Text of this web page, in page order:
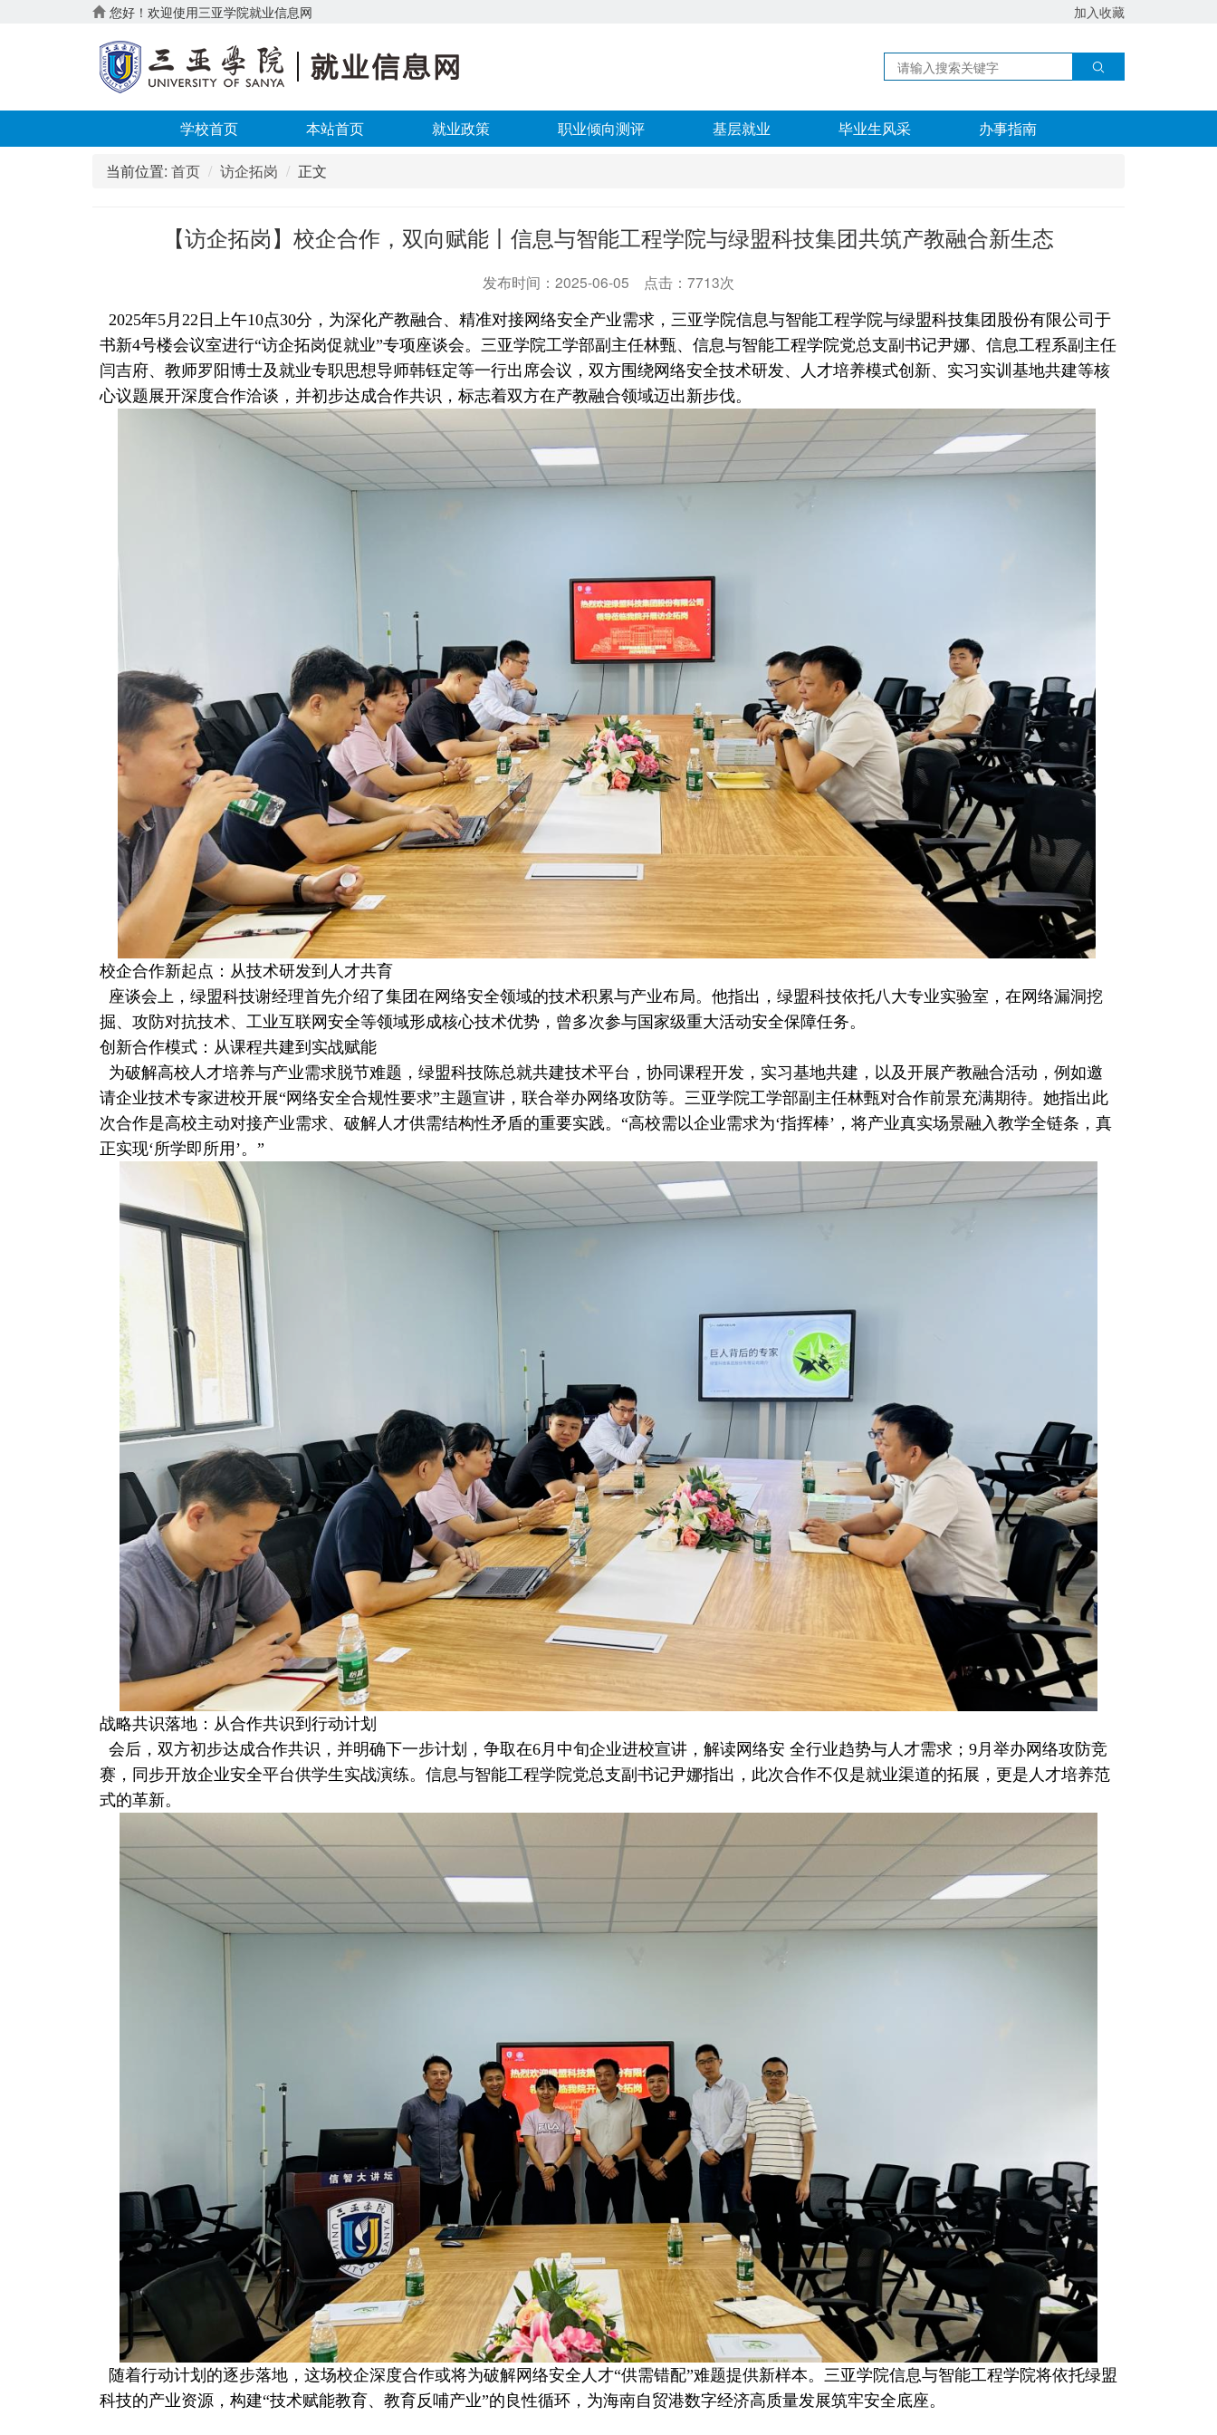
您好！欢迎使用三亚学院就业信息网 加入收藏
学校首页 本站首页 就业政策 职业倾向测评 基层就业 毕业生风采 办事指南
当前位置: 首页 访企拓岗 正文
【访企拓岗】校企合作，双向赋能丨信息与智能工程学院与绿盟科技集团共筑产教融合新生态
发布时间：2025-06-05 点击：7713次
2025年5月22日上午10点30分，为深化产教融合、精准对接网络安全产业需求，三亚学院信息与智能工程学院与绿盟科技集团股份有限公司于
书新4号楼会议室进行“访企拓岗促就业”专项座谈会。三亚学院工学部副主任林甄、信息与智能工程学院党总支副书记尹娜、信息工程系副主任
闫吉府、教师罗阳博士及就业专职思想导师韩钰定等一行出席会议，双方围绕网络安全技术研发、人才培养模式创新、实习实训基地共建等核
心议题展开深度合作洽谈，并初步达成合作共识，标志着双方在产教融合领域迈出新步伐。
校企合作新起点：从技术研发到人才共育
座谈会上，绿盟科技谢经理首先介绍了集团在网络安全领域的技术积累与产业布局。他指出，绿盟科技依托八大专业实验室，在网络漏洞挖
掘、攻防对抗技术、工业互联网安全等领域形成核心技术优势，曾多次参与国家级重大活动安全保障任务。
创新合作模式：从课程共建到实战赋能
为破解高校人才培养与产业需求脱节难题，绿盟科技陈总就共建技术平台，协同课程开发，实习基地共建，以及开展产教融合活动，例如邀
请企业技术专家进校开展“网络安全合规性要求”主题宣讲，联合举办网络攻防等。三亚学院工学部副主任林甄对合作前景充满期待。她指出此
次合作是高校主动对接产业需求、破解人才供需结构性矛盾的重要实践。“高校需以企业需求为‘指挥棒’，将产业真实场景融入教学全链条，真
正实现‘所学即所用’。”
战略共识落地：从合作共识到行动计划
会后，双方初步达成合作共识，并明确下一步计划，争取在6月中旬企业进校宣讲，解读网络安 全行业趋势与人才需求；9月举办网络攻防竞
赛，同步开放企业安全平台供学生实战演练。信息与智能工程学院党总支副书记尹娜指出，此次合作不仅是就业渠道的拓展，更是人才培养范
式的革新。
随着行动计划的逐步落地，这场校企深度合作或将为破解网络安全人才“供需错配”难题提供新样本。三亚学院信息与智能工程学院将依托绿盟
科技的产业资源，构建“技术赋能教育、教育反哺产业”的良性循环，为海南自贸港数字经济高质量发展筑牢安全底座。